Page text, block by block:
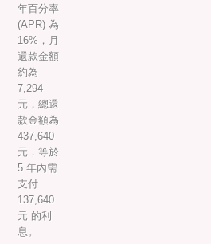
年百分率
(APR) 為
16%，月
還款金額
約為
7,294
元，總還
款金額為
437,640
元，等於
5 年內需
支付
137,640
元 的利
息。